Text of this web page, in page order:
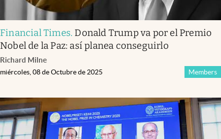
Financial Times. Donald Trump va por el Premio
Nobel de la Paz: así planea conseguirlo
Richard Milne
Members
miércoles, 08 de Octubre de 2025